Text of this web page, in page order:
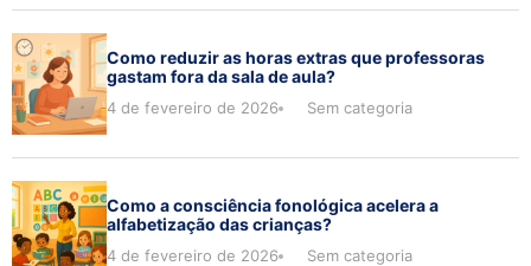
Como reduzir as horas extras que professoras
gastam fora da sala de aula?
4 de fevereiro de 2026 Sem categoria
Como a consciência fonológica acelera a
alfabetização das crianças?
4 de fevereiro de 2026 Sem categoria